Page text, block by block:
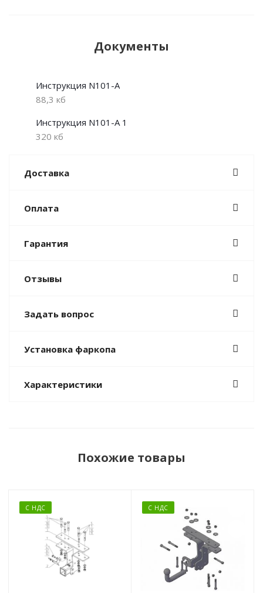
Документы
Инструкция N101-A
88,3 кб
Инструкция N101-A 1
320 кб
Доставка
Оплата
Гарантия
Отзывы
Задать вопрос
Установка фаркопа
Характеристики
Похожие товары
С НДС С НДС